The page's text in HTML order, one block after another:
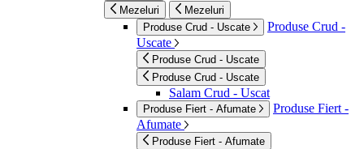
Mezeluri
Mezeluri
Produse Crud - Uscate
Produse Crud -
Uscate
Produse Crud - Uscate
Produse Crud - Uscate
Salam Crud - Uscat
Produse Fiert - Afumate
Produse Fiert -
Afumate
Produse Fiert - Afumate